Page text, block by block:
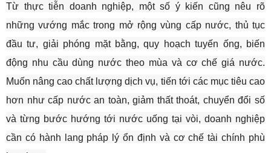
Từ thực tiễn doanh nghiệp, một số ý kiến cũng nêu rõ
những vướng mắc trong mở rộng vùng cấp nước, thủ tục
đầu tư, giải phóng mặt bằng, quy hoạch tuyến ống, biến
động nhu cầu dùng nước theo mùa và cơ chế giá nước.
Muốn nâng cao chất lượng dịch vụ, tiến tới các mục tiêu cao
hơn như cấp nước an toàn, giảm thất thoát, chuyển đổi số
và từng bước hướng tới nước uống tại vòi, doanh nghiệp
cần có hành lang pháp lý ổn định và cơ chế tài chính phù